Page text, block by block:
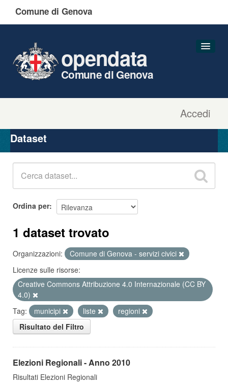
Comune di Genova
Accedi
opendata
Comune di Genova
Organizzazioni
Gruppi
Dataset
Ordina per
1 dataset trovato
Organizzazioni:
Comune di Genova - servizi civici
Licenze sulle risorse:
Creative Commons Attribuzione 4.0 Internazionale (CC BY
4.0)
Tag:
municipi liste
regioni
Risultato del Filtro
Elezioni Regionali - Anno 2010
Risultati Elezioni Regionali